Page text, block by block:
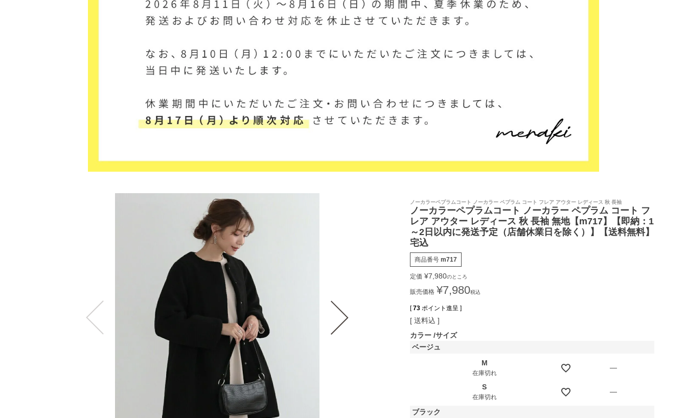
ノーカラーペプラムコート ノーカラー ペプラム コート フレア アウター レディース 秋 長袖
ノーカラーペプラムコート ノーカラー ペプラム コート フ
レア アウター レディース 秋 長袖 無地【m717】【即納：1
～2日以内に発送予定（店舗休業日を除く）】【送料無料】
宅込
商品番号 m717
定価 ¥7,980のところ
販売価格 ¥7,980税込
[ 73 ポイント進呈 ]
送料込
カラー サイズ
ベージュ
M
在庫切れ
—
S
在庫切れ
—
ブラック